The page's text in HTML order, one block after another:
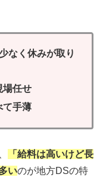
なく休みが取り
場任せ
て手薄
「給料は高いけど長
いのが地方DSの特